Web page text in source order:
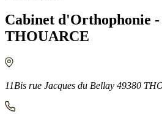
Cabinet d'Orthophonie -
THOUARCE
11Bis rue Jacques du Bellay 49380